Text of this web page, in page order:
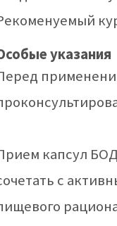
указания
капсул
с